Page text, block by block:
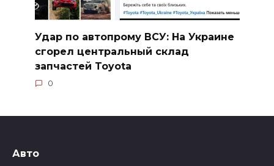
Удар по автопрому ВСУ: На Украине
сгорел центральный склад
запчастей Toyota
0
Авто